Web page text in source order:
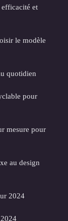
et
le modèle
quotidien
pour
mesure pour
au design
2024